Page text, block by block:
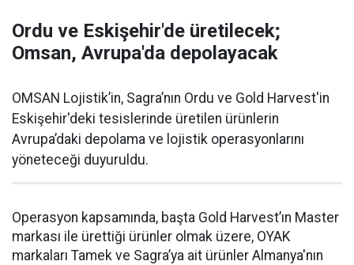
Ordu ve Eskişehir'de üretilecek;
Omsan, Avrupa'da depolayacak
OMSAN Lojistik’in, Sagra’nın Ordu ve Gold Harvest'in
Eskişehir'deki tesislerinde üretilen ürünlerin
Avrupa’daki depolama ve lojistik operasyonlarını
yöneteceği duyuruldu.
Operasyon kapsamında, başta Gold Harvest’ın Master
markası ile ürettiği ürünler olmak üzere, OYAK
markaları Tamek ve Sagra’ya ait ürünler Almanya'nın